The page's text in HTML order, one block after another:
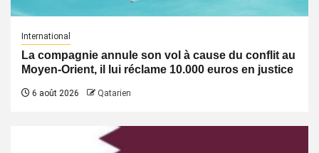
International
La compagnie annule son vol à cause du conflit au
Moyen-Orient, il lui réclame 10.000 euros en justice
6 août 2026 Qatarien